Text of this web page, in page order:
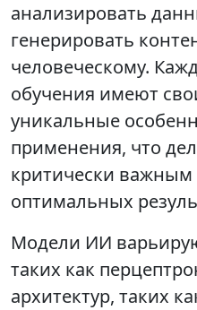
анализировать
генерировать
человеческому.
обучения имеют
уникальные
применения, что
критически важным
оптимальных
Модели ИИ
таких как
архитектур, таких